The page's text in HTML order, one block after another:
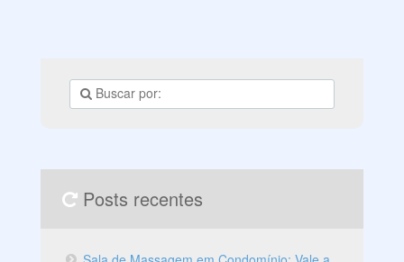
Posts recentes